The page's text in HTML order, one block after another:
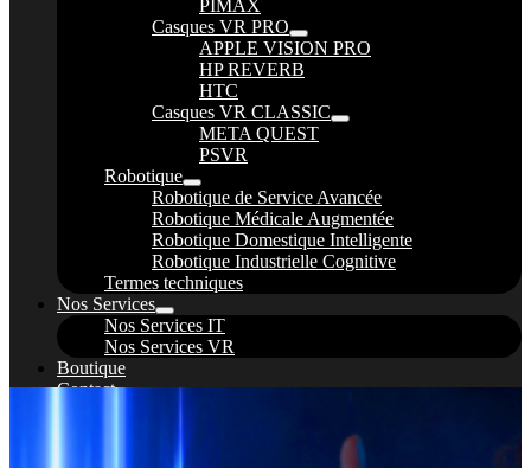
PIMAX
Casques VR PRO
APPLE VISION PRO
HP REVERB
HTC
Casques VR CLASSIC
META QUEST
PSVR
Robotique
Robotique de Service Avancée
Robotique Médicale Augmentée
Robotique Domestique Intelligente
Robotique Industrielle Cognitive
Termes techniques
Nos Services
Nos Services IT
Nos Services VR
Boutique
Contact